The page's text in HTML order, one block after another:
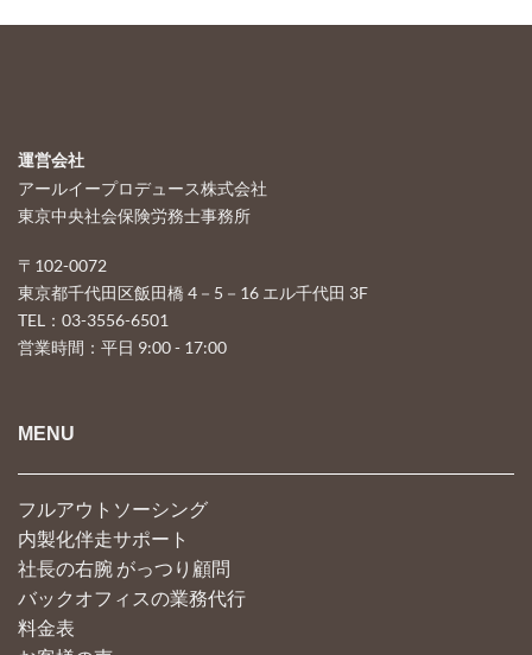
運営会社
アールイープロデュース株式会社
東京中央社会保険労務士事務所
〒102-0072
東京都千代田区飯田橋 4－5－16 エル千代田 3F
TEL：03-3556-6501
営業時間：平日 9:00 - 17:00
MENU
フルアウトソーシング
内製化伴走サポート
社長の右腕 がっつり顧問
バックオフィスの業務代行
料金表